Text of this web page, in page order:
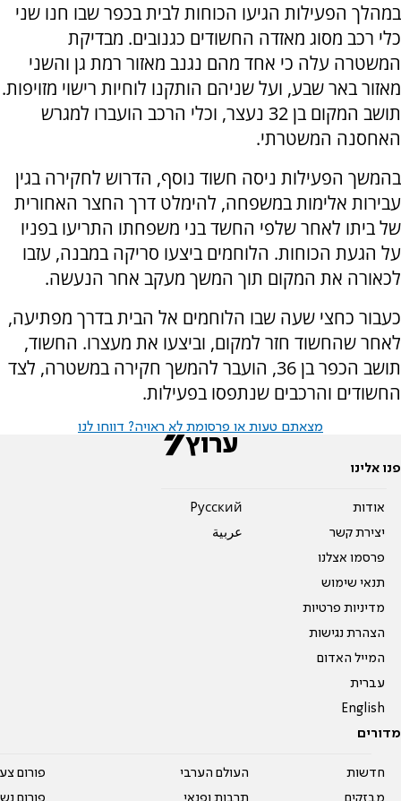
במהלך הפעילות הגיעו הכוחות לבית בכפר שבו חנו שני
כלי רכב מסוג מאזדה החשודים כגנובים. מבדיקת
המשטרה עלה כי אחד מהם נגנב מאזור רמת גן והשני
מאזור באר שבע, ועל שניהם הותקנו לוחיות רישוי מזויפות.
תושב המקום בן 32 נעצר, וכלי הרכב הועברו למגרש
האחסנה המשטרתי.
בהמשך הפעילות ניסה חשוד נוסף, הדרוש לחקירה בגין
עבירות אלימות במשפחה, להימלט דרך החצר האחורית
של ביתו לאחר שלפי החשד בני משפחתו התריעו בפניו
על הגעת הכוחות. הלוחמים ביצעו סריקה במבנה, עזבו
לכאורה את המקום תוך המשך מעקב אחר הנעשה.
כעבור כחצי שעה שבו הלוחמים אל הבית בדרך מפתיעה,
לאחר שהחשוד חזר למקום, וביצעו את מעצרו. החשוד,
תושב הכפר בן 36, הועבר להמשך חקירה במשטרה, לצד
החשודים והרכבים שנתפסו בפעילות.
מצאתם טעות או פרסומת לא ראויה? דווחו לנו
פנו אלינו
אודות
יצירת קשר
פרסמו אצלנו
תנאי שימוש
מדיניות פרטיות
הצהרת נגישות
המייל האדום
עברית
English
Pусский
عربية
מדורים
חדשות
מבזקים
העולם הערבי
תרבות ופנאי
פורום
פורום